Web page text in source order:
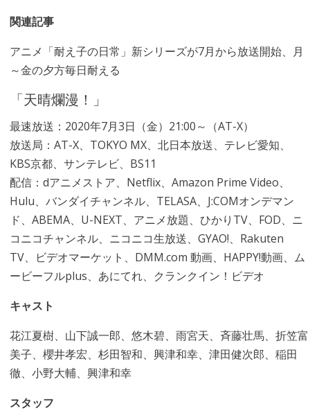
関連記事
アニメ「耐え子の日常」新シリーズが7月から放送開始、月
～金の夕方毎日耐える
「天晴爛漫！」
最速放送：2020年7月3日（金）21:00～（AT-X）
放送局：AT-X、TOKYO MX、北日本放送、テレビ愛知、
KBS京都、サンテレビ、BS11
配信：dアニメストア、Netflix、Amazon Prime Video、
Hulu、バンダイチャンネル、TELASA、J:COMオンデマン
ド、ABEMA、U-NEXT、アニメ放題、ひかりTV、FOD、ニ
コニコチャンネル、ニコニコ生放送、GYAO!、Rakuten
TV、ビデオマーケット、DMM.com 動画、HAPPY!動画、ム
ービーフルplus、あにてれ、クランクイン！ビデオ
キャスト
花江夏樹、山下誠一郎、悠木碧、雨宮天、斉藤壮馬、折笠富
美子、櫻井孝宏、杉田智和、興津和幸、津田健次郎、稲田
徹、小野大輔、興津和幸
スタッフ